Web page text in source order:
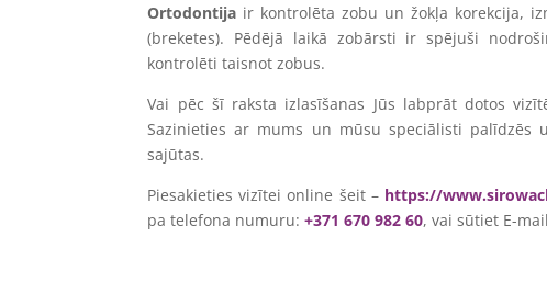
Ortodontija ir kontrolēta zobu un žokļa korekcija,
(breketes). Pēdējā laikā zobārsti ir spējuši
kontrolēti taisnot zobus.
Vai pēc šī raksta izlasīšanas Jūs labprāt dotos
Sazinieties ar mums un mūsu speciālisti palīdzēs
sajūtas.
Piesakieties vizītei online šeit – https://
pa telefona numuru:+371 670 982 60, vai sūtiet E-